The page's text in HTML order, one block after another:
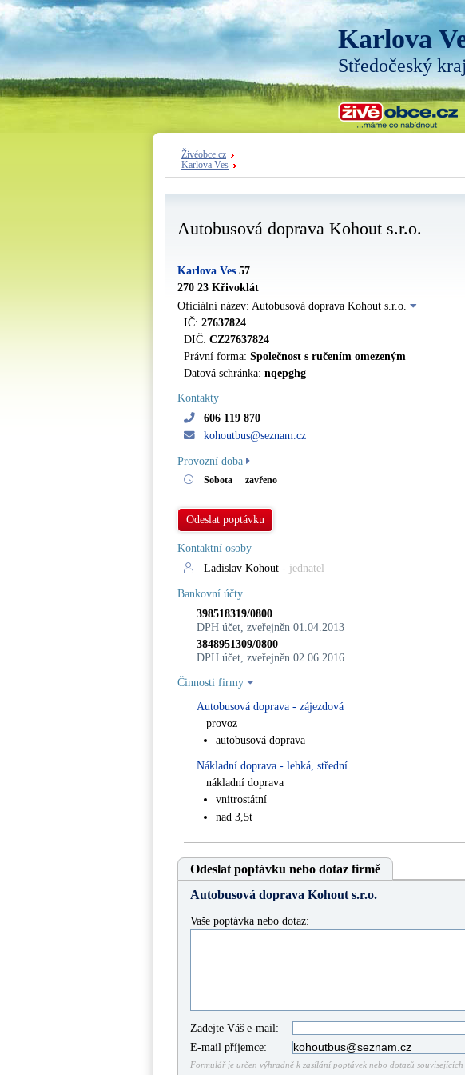
Karlova
Středočeský
Živéobce.cz
Karlova Ves
Autobusová doprava Kohout s.r.o.
Karlova Ves 57
270 23 Křivoklát
Oficiální název: Autobusová doprava Kohout s.r.o.
IČ: 27637824
DIČ: CZ27637824
Právní forma: Společnost s ručením omezeným
Datová schránka: nqepghg
Kontakty
606 119 870
kohoutbus@seznam.cz
Provozní doba
Sobota zavřeno
Odeslat poptávku
Kontaktní osoby
Ladislav Kohout - jednatel
Bankovní účty
398518319/0800
DPH účet, zveřejněn 01.04.2013
3848951309/0800
DPH účet, zveřejněn 02.06.2016
Činnosti firmy
Autobusová doprava - zájezdová
provoz
autobusová doprava
Nákladní doprava - lehká, střední
nákladní doprava
vnitrostátní
nad 3,5t
Odeslat poptávku nebo dotaz firmě
Autobusová doprava Kohout s.r.o.
Vaše poptávka nebo dotaz:
Zadejte Váš e-mail:
E-mail příjemce:
Formulář je určen výhradně k zasílání poptávek nebo dotazů